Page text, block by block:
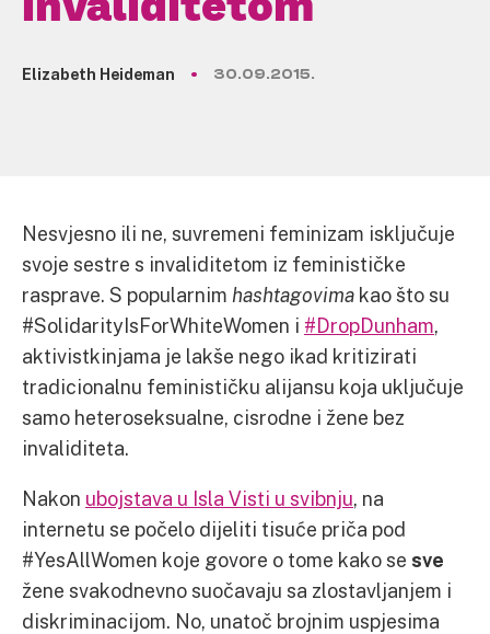
Elizabeth Heideman 30.09.2015.
Nesvjesno ili ne, suvremeni feminizam isključuje
svoje sestre s invaliditetom iz feminističke
rasprave. S popularnim hashtagovima kao što su
#SolidarityIsForWhiteWomen i #DropDunham,
aktivistkinjama je lakše nego ikad kritizirati
tradicionalnu feminističku alijansu koja uključuje
samo heteroseksualne, cisrodne i žene bez
invaliditeta.
Nakon ubojstava u Isla Visti u svibnju, na
internetu se počelo dijeliti tisuće priča pod
#YesAllWomen koje govore o tome kako se sve
žene svakodnevno suočavaju sa zlostavljanjem i
diskriminacijom. No, unatoč brojnim uspjesima